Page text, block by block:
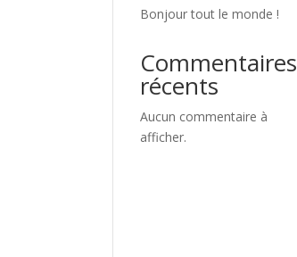
Bonjour tout le monde !
Commentaires
récents
Aucun commentaire à
afficher.